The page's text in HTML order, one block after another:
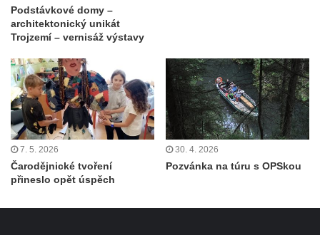
Podstávkové domy –
architektonický unikát
Trojzemí – vernisáž výstavy
7. 5. 2026
Čarodějnické tvoření
přineslo opět úspěch
30. 4. 2026
Pozvánka na túru s OPSkou